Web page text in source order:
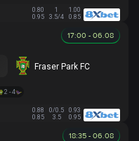
0.80 1
1.00
0.95
3.5/4 0.85
17:00 - 06.08
Fraser Park FC
2 - 4
0.88 0/0.5
0.93
0.85
3.5 0.95
18:35 - 06.08